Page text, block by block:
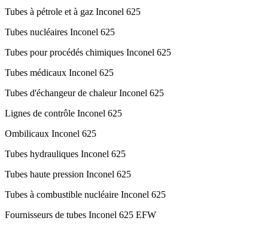
Tubes à pétrole et à gaz Inconel 625
Tubes nucléaires Inconel 625
Tubes pour procédés chimiques Inconel 625
Tubes médicaux Inconel 625
Tubes d'échangeur de chaleur Inconel 625
Lignes de contrôle Inconel 625
Ombilicaux Inconel 625
Tubes hydrauliques Inconel 625
Tubes haute pression Inconel 625
Tubes à combustible nucléaire Inconel 625
Fournisseurs de tubes Inconel 625 EFW